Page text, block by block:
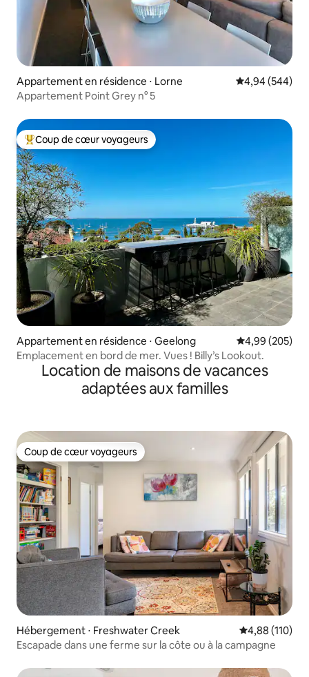
Appartement en résidence ⋅ Lorne Évaluation
4,94 (544)
Appartement Point Grey n° 5
Coups de cœur voyageurs les plus appréciés
Coup de cœur voyageurs
Appartement en résidence ⋅ Geelong Évaluation
4,99 (205)
Emplacement en bord de mer. Vues ! Billy’s Lookout.
Location de maisons de vacances
adaptées aux familles
Coup de cœur voyageurs
Coup de cœur voyageurs
Hébergement ⋅ Freshwater Creek Évaluation
4,88 (110)
Escapade dans une ferme sur la côte ou à la campagne